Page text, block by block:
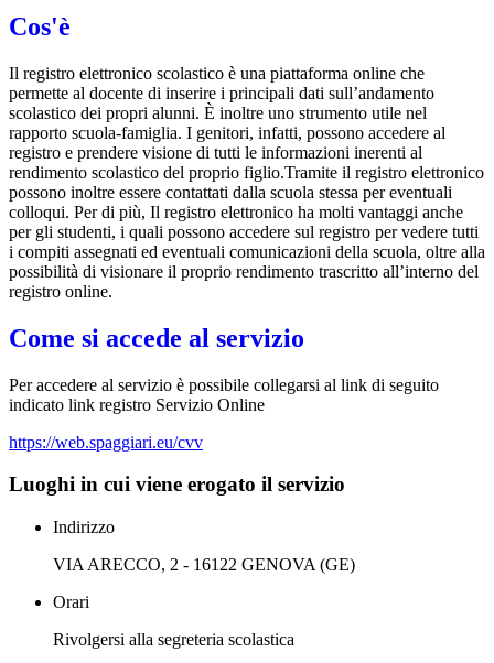
Cos'è
Il registro elettronico scolastico è una piattaforma online che
permette al docente di inserire i principali dati sull’andamento
scolastico dei propri alunni. È inoltre uno strumento utile nel
rapporto scuola-famiglia. I genitori, infatti, possono accedere al
registro e prendere visione di tutti le informazioni inerenti al
rendimento scolastico del proprio figlio.Tramite il registro elettronico
possono inoltre essere contattati dalla scuola stessa per eventuali
colloqui. Per di più, Il registro elettronico ha molti vantaggi anche
per gli studenti, i quali possono accedere sul registro per vedere tutti
i compiti assegnati ed eventuali comunicazioni della scuola, oltre alla
possibilità di visionare il proprio rendimento trascritto all’interno del
registro online.
Come si accede al servizio
Per accedere al servizio è possibile collegarsi al link di seguito
indicato link registro Servizio Online
https://web.spaggiari.eu/cvv
Luoghi in cui viene erogato il servizio
Indirizzo
VIA ARECCO, 2 - 16122 GENOVA (GE)
Orari
Rivolgersi alla segreteria scolastica